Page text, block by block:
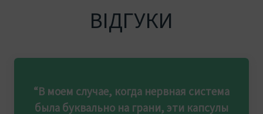
ВІДГУКИ
“В моем случае, когда нервная система
была буквально на грани, эти капсулы